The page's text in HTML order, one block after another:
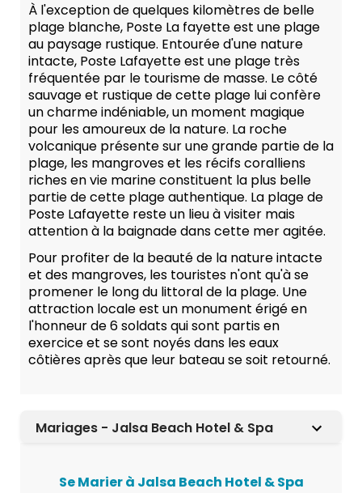
À l'exception de quelques kilomètres de belle
plage blanche, Poste La fayette est une plage
au paysage rustique. Entourée d'une nature
intacte, Poste Lafayette est une plage très
fréquentée par le tourisme de masse. Le côté
sauvage et rustique de cette plage lui confère
un charme indéniable, un moment magique
pour les amoureux de la nature. La roche
volcanique présente sur une grande partie de la
plage, les mangroves et les récifs coralliens
riches en vie marine constituent la plus belle
partie de cette plage authentique. La plage de
Poste Lafayette reste un lieu à visiter mais
attention à la baignade dans cette mer agitée.
Pour profiter de la beauté de la nature intacte
et des mangroves, les touristes n'ont qu'à se
promener le long du littoral de la plage. Une
attraction locale est un monument érigé en
l'honneur de 6 soldats qui sont partis en
exercice et se sont noyés dans les eaux
côtières après que leur bateau se soit retourné.
Mariages - Jalsa Beach Hotel & Spa
Se Marier à Jalsa Beach Hotel & Spa